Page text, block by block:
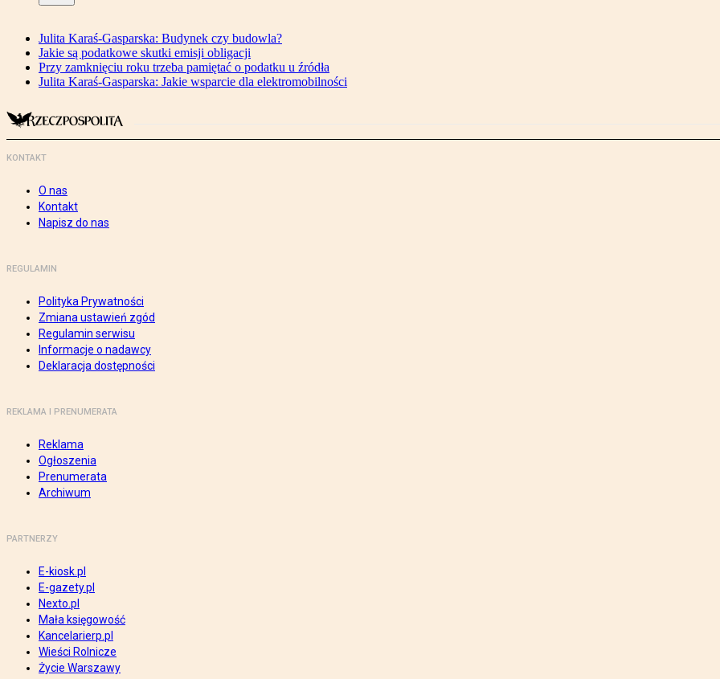
Julita Karaś-Gasparska: Budynek czy budowla?
Jakie są podatkowe skutki emisji obligacji
Przy zamknięciu roku trzeba pamiętać o podatku u źródła
Julita Karaś-Gasparska: Jakie wsparcie dla elektromobilności
KONTAKT
O nas
Kontakt
Napisz do nas
REGULAMIN
Polityka Prywatności
Zmiana ustawień zgód
Regulamin serwisu
Informacje o nadawcy
Deklaracja dostępności
REKLAMA I PRENUMERATA
Reklama
Ogłoszenia
Prenumerata
Archiwum
PARTNERZY
E-kiosk.pl
E-gazety.pl
Nexto.pl
Mała księgowość
Kancelarierp.pl
Wieści Rolnicze
Życie Warszawy